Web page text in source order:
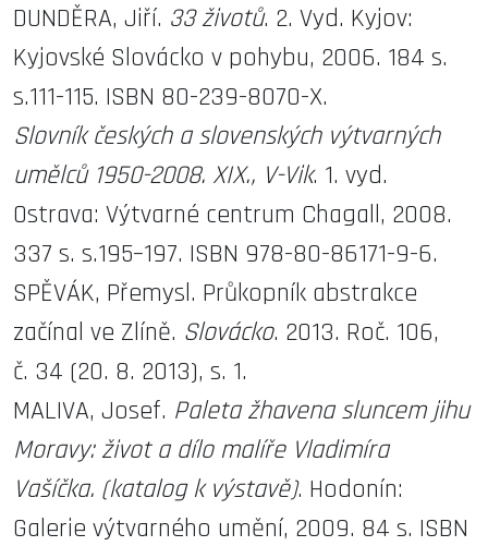
DUNDĚRA, Jiří. 33 životů. 2. Vyd. Kyjov:
Kyjovské Slovácko v pohybu, 2006. 184 s.
s.111-115. ISBN 80-239-8070-X.
Slovník českých a slovenských výtvarných
umělců 1950-2008. XIX., V-Vik. 1. vyd.
Ostrava: Výtvarné centrum Chagall, 2008.
337 s. s.195–197. ISBN 978-80-86171-9-6.
SPĚVÁK, Přemysl. Průkopník abstrakce
začínal ve Zlíně. Slovácko. 2013. Roč. 106,
č. 34 (20. 8. 2013), s. 1.
MALIVA, Josef. Paleta žhavena sluncem jihu
Moravy: život a dílo malíře Vladimíra
Vašíčka. (katalog k výstavě). Hodonín:
Galerie výtvarného umění, 2009. 84 s. ISBN